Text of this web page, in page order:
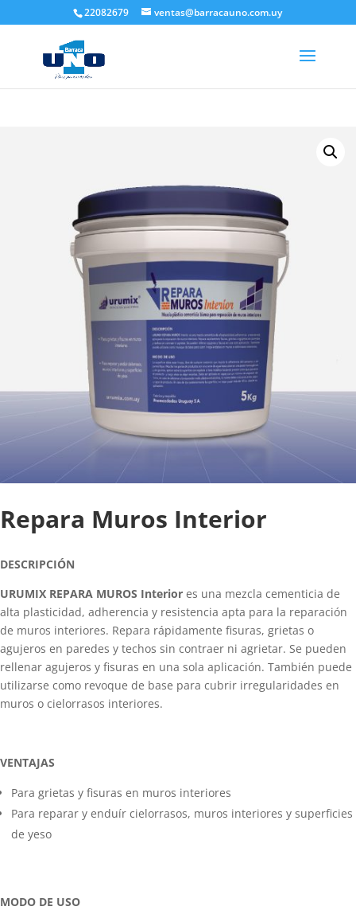
22082679 ventas@barracauno.com.uy
Repara Muros Interior
DESCRIPCIÓN
URUMIX REPARA MUROS Interior es una mezcla cementicia de
alta plasticidad, adherencia y resistencia apta para la reparación
de muros interiores. Repara rápidamente fisuras, grietas o
agujeros en paredes y techos sin contraer ni agrietar. Se pueden
rellenar agujeros y fisuras en una sola aplicación. También puede
utilizarse como revoque de base para cubrir irregularidades en
muros o cielorrasos interiores.
VENTAJAS
Para grietas y fisuras en muros interiores
Para reparar y enduír cielorrasos, muros interiores y superficies
de yeso
MODO DE USO